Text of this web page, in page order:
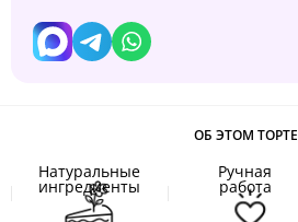
ОБ ЭТОМ ТОРТЕ
Натуральные
ингредиенты
Ручная
работа